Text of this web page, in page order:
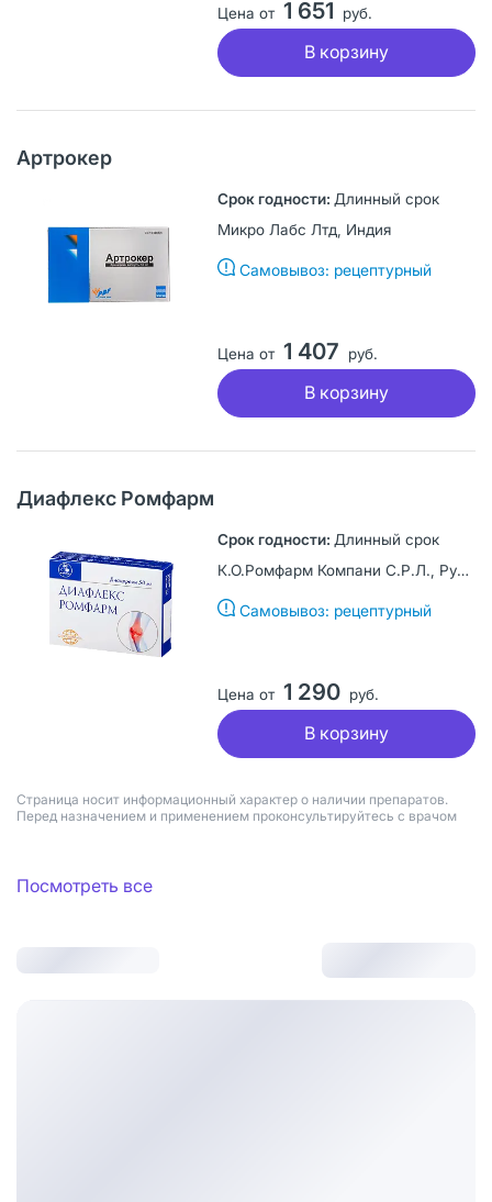
Цена от 1 651 руб.
В корзину
Артрокер
Длинный срок
Микро Лабс Лтд, Индия
Самовывоз: рецептурный
Цена от 1 407 руб.
В корзину
Диафлекс Ромфарм
Длинный срок
К.О.Ромфарм Компани С.Р.Л., Румыния
Самовывоз: рецептурный
Цена от 1 290 руб.
В корзину
Страница носит информационный характер о наличии препаратов.
Перед назначением и применением проконсультируйтесь с врачом
Посмотреть все